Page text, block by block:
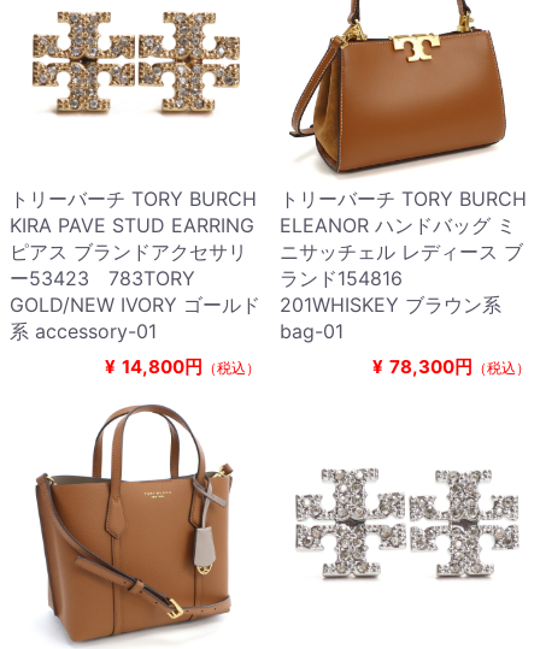
トリーバーチ TORY BURCH
KIRA PAVE STUD EARRING
ピアス ブランドアクセサリ
ー53423 783TORY
GOLD/NEW IVORY ゴールド
系 accessory-01
¥ 14,800円 （税込）
トリーバーチ TORY BURCH
ELEANOR ハンドバッグ ミ
ニサッチェル レディース ブ
ランド154816
201WHISKEY ブラウン系
bag-01
¥ 78,300円 （税込）